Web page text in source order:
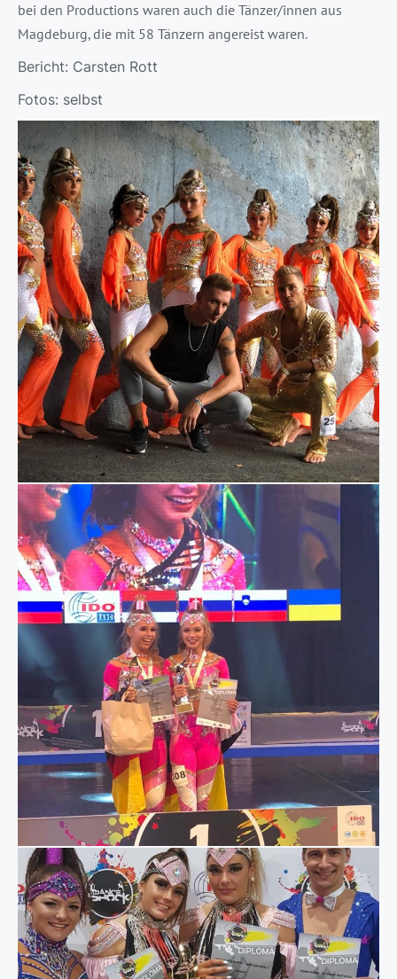
bei den Productions waren auch die Tänzer/innen aus
Magdeburg, die mit 58 Tänzern angereist waren.
Bericht: Carsten Rott
Fotos: selbst